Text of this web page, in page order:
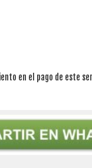
en el pago de este